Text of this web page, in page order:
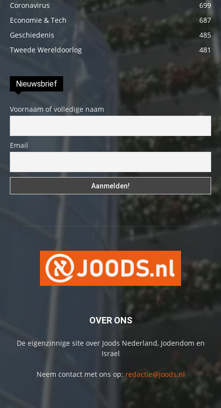
Coronavirus
699
Economie & Tech
687
Geschiedenis
485
Tweede Wereldoorlog
481
Nieuwsbrief
Voornaam of volledige naam
Email
OVER ONS
De eigenzinnige site over Joods Nederland, Jodendom en
Israel
Neem contact met ons op: redactie@joods.nl